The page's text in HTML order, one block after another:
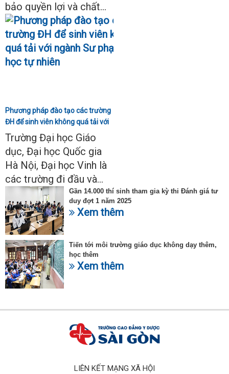
bảo quyền lợi và chất...
Phương pháp đào tạo các trường
ĐH để sinh viên không quá tải với
ngành Sư phạm Khoa học tự
nhiên
Trường Đại học Giáo
dục, Đại học Quốc gia
Hà Nội, Đại học Vinh là
các trường đi đầu và...
Gần 14.000 thí sinh tham gia kỳ thi Đánh giá tư
duy đợt 1 năm 2025
Xem thêm
Tiến tới môi trường giáo dục không dạy thêm,
học thêm
Xem thêm
LIÊN KẾT MẠNG XÃ HỘI